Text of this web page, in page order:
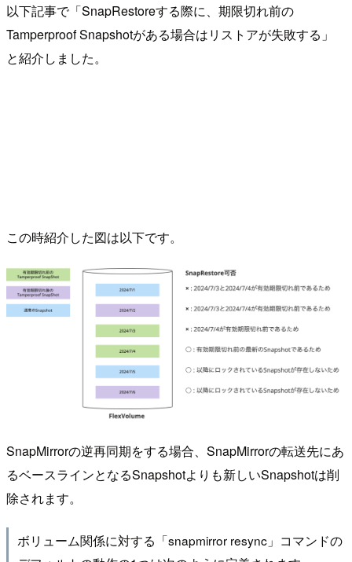
以下記事で「SnapRestoreする際に、期限切れ前の
Tamperproof Snapshotがある場合はリストアが失敗する」
と紹介しました。
この時紹介した図は以下です。
SnapMirrorの逆再同期をする場合、SnapMirrorの転送先にあ
るベースラインとなるSnapshotよりも新しいSnapshotは削
除されます。
ボリューム関係に対する「snapmirror resync」コマンドの